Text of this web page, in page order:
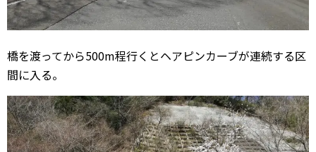
橋を渡ってから500m程行くとヘアピンカーブが連続する区
間に入る。